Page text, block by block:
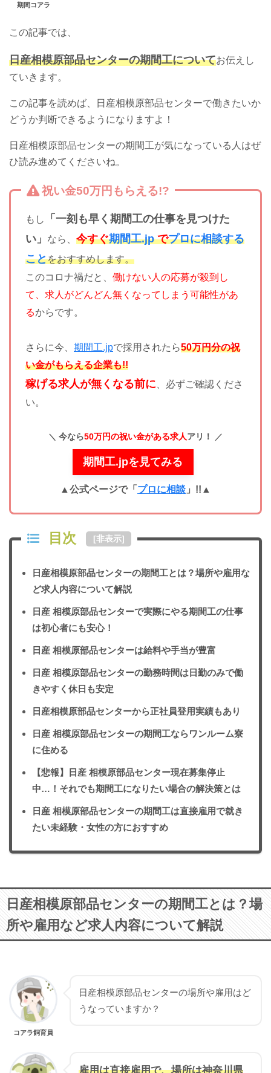
期間コアラ
この記事では、
日産相模原部品センターの期間工についてお伝えし
ていきます。
この記事を読めば、日産相模原部品センターで働きたいか
どうか判断できるようになりますよ！
日産相模原部品センターの期間工が気になっている人はぜ
ひ読み進めてくださいね。
祝い金50万円もらえる!?
もし
「一刻も早く期間工の仕事を見つけた
い」
なら、 今すぐ期間工.jpでプロに相談する
ことをおすすめします。
このコロナ禍だと、 働けない人の応募が殺到し
て、求人がどんどん無くなってしまう可能性があ
るからです。
さらに今、 期間工.jpで採用されたら50万円分の祝
い金がもらえる企業も!!
稼げる求人が無くなる前に 、必ずご確認くださ
い。
今なら50万円の祝い金がある求人アリ！
期間工.jpを見てみる
▲公式ページで「 プロに相談 」!! ▲
目次 [非表示]
日産相模原部品センターの期間工とは？場所や雇用な
ど求人内容について解説
日産 相模原部品センターで実際にやる期間工の仕事
は初心者にも安心！
日産 相模原部品センターは給料や手当が豊富
日産 相模原部品センターの勤務時間は日勤のみで働
きやすく休日も安定
日産相模原部品センターから正社員登用実績もあり
日産 相模原部品センターの期間工ならワンルーム寮
に住める
【悲報】日産 相模原部品センター現在募集停止
中…！それでも期間工になりたい場合の解決策とは
日産 相模原部品センターの期間工は直接雇用で就き
たい未経験・女性の方におすすめ
日産相模原部品センターの期間工とは？場
所や雇用など求人内容について解説
コアラ飼育員
日産相模原部品センターの場所や雇用はど
うなっていますか？
雇用は直接雇用で、場所は神奈川県